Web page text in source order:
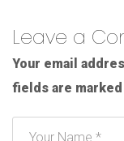
Leave a
Your email
fields are marked